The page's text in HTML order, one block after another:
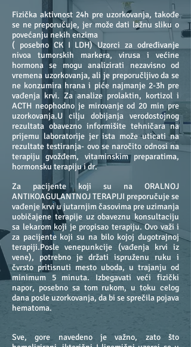
Fizička aktivnost 24h pre uzorkovanja, takođe
se ne preporučuje, jer može dati lažnu sliku o
povećanju nekih enzima
( posebno CK I LDH)Uzorci za određivanje
nivoa tumorskih markera, virusa i većine
hormona se mogu analizirati nezavisno od
vremena uzorkovanja, ali je preporučljivo da se
ne konzumira hrana i piće najmanje 2-3h pre
vađenja krvi. Za analize prolaktin, kortizol i
ACTH neophodno je mirovanje od 20 min pre
uzorkovanja.U cilju dobijanja verodostojnog
rezultata obavezno informišite tehničara na
prijemu laboratorije jer ista može uticati na
rezultate testiranja- ovo se naročito odnosi na
terapiju gvožđem, vitaminskim preparatima,
hormonsku terapiju i dr.
Za pacijente koji su na ORALNOJ
ANTIKOAGULANTNOJ TERAPIJI preporučuje se
vađenje krvi u jutarnjim časovima pre uzimanja
uobičajene terapije uz obaveznu konsultaciju
sa lekarom koji je propisao terapiju. Ovo važi i
za pacijente koji su na bilo kojoj dugotrajnoj
terapiji.Posle venepunkcije (vađenja krvi iz
vene), potrebno je držati ispruženu ruku i
čvrsto pritisnuti mesto uboda, u trajanju od
minimum 5 minuta. Izbegavati veći fizički
napor, posebno sa tom rukom, u toku celog
dana posle uzorkovanja, da bi se sprečila pojava
hematoma.
Sve, gore navedeno je važno, zato što